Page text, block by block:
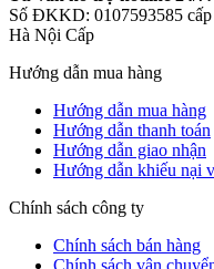
Số ĐKKD: 0107593585
Hà Nội Cấp
Hướng dẫn mua hàng
Hướng dẫn mua hàng
Hướng dẫn thanh toán
Hướng dẫn giao nhận
Hướng dẫn khiếu nại
Chính sách công ty
Chính sách bán hàng